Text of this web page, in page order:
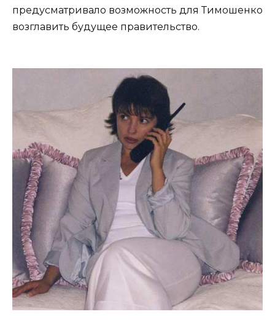
предусматривало возможность для Тимошенко
возглавить будущее правительство.